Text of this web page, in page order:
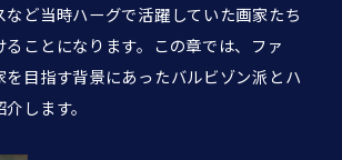
など当時ハーグで活躍していた画家たち
ることになります。この章では、ファ
を目指す背景にあったバルビゾン派とハ
します。